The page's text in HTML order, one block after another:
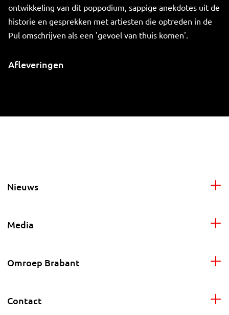
ontwikkeling van dit poppodium, sappige anekdotes uit de
historie en gesprekken met artiesten die optreden in de
Pul omschrijven als een 'gevoel van thuis komen'.
Afleveringen
Nieuws
Media
Omroep Brabant
Contact